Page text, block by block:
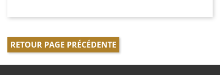
RETOUR PAGE PRÉCÉDENTE